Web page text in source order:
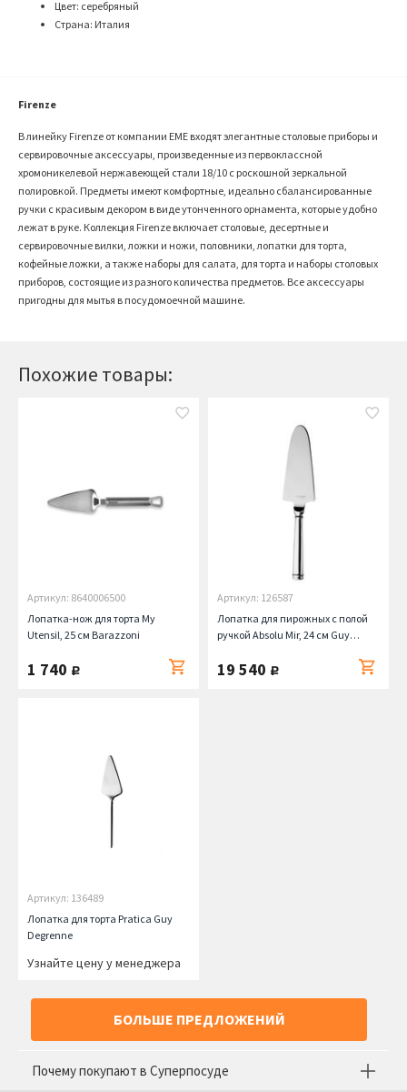
Похожие товары:
Артикул: 8640006500
Лопатка-нож для торта My
Utensil, 25 см Barazzoni
1 740 руб.
Артикул: 126587
Лопатка для пирожных с полой
ручкой Absolu Mir, 24 см Guy
19 540 руб.
Артикул: 136489
Лопатка для торта Pratica Guy
Degrenne
Узнайте цену у менеджера
БОЛЬШЕ ПРЕДЛОЖЕНИЙ
Цвет: серебряный
Страна: Италия
Firenze
В линейку Firenze от компании EME входят элегантные столовые приборы и
сервировочные аксессуары, произведенные из первоклассной
хромоникелевой нержавеющей стали 18/10 с роскошной зеркальной
полировкой. Предметы имеют комфортные, идеально сбалансированные
ручки с красивым декором в виде утонченного орнамента, которые удобно
лежат в руке. Коллекция Firenze включает столовые, десертные и
сервировочные вилки, ложки и ножи, половники, лопатки для торта,
кофейные ложки, а также наборы для салата, для торта и наборы столовых
приборов, состоящие из разного количества предметов. Все аксессуары
пригодны для мытья в посудомоечной машине.
Почему покупают в Суперпосуде